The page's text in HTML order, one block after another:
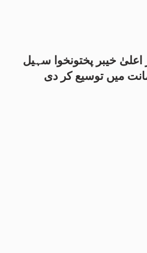
اعلیٰ خیبر پختونخوا سہیل
میں توسیع کر دی